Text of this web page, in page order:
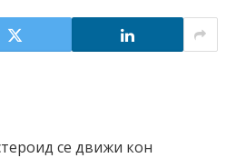
се движи кон